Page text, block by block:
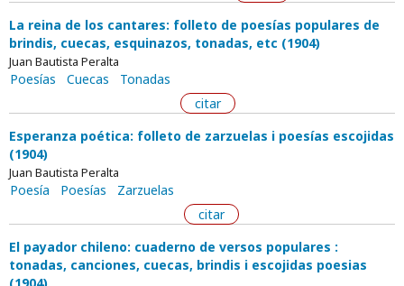
La reina de los cantares: folleto de poesías populares de
brindis, cuecas, esquinazos, tonadas, etc (1904)
Juan Bautista Peralta
Poesías Cuecas
Tonadas
citar
Esperanza poética: folleto de zarzuelas i poesías escojidas
(1904)
Juan Bautista Peralta
Poesía Poesías
Zarzuelas
citar
El payador chileno: cuaderno de versos populares :
tonadas, canciones, cuecas, brindis i escojidas poesias